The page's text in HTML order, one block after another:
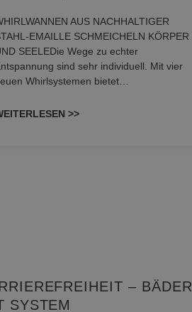
AUS NACHHALTIGER
EMAILLE SCHMEICHELN KÖRPER
SEELEDie Wege zu echter
sind sehr individuell. Mit vier
Whirlsystemen bietet…
>>
– BÄDER
SYSTEM